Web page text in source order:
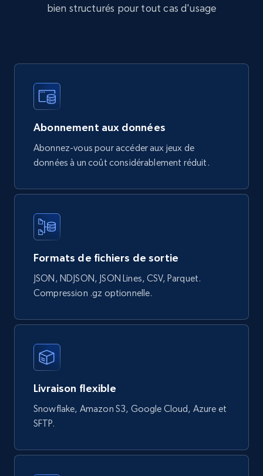
Google Shopping products search US
URL, Product id, Title, Final price, Initial price,
eCommerce
822+ 40+ Buy Now
URL, Product id, Title, Rating, Reviews count,
Initial price, Discount, Final price, and more.
821+
Digikey - Products
Product url, Category url, Part number,
Datasheet url, Rohs compliant, and more.
bien structurés pour tout cas d'usage
Abonnement aux données
Abonnez-vous pour accéder aux jeux de
données à un coût considérablement réduit.
Formats de fichiers de sortie
JSON, NDJSON, JSON Lines, CSV, Parquet.
Compression .gz optionnelle.
Livraison flexible
Snowflake, Amazon S3, Google Cloud, Azure et
SFTP.